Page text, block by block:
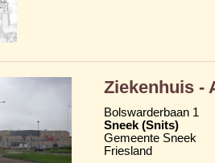
Ziekenhuis -
Bolswarderbaan 1
Sneek (Snits)
Gemeente Sneek
Friesland